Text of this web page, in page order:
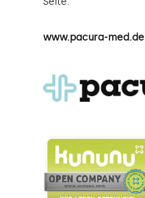
www.pacura-med.de